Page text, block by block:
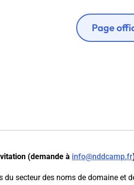
Page
(demande à info@nddcamp.fr
du secteur des noms de domaine et